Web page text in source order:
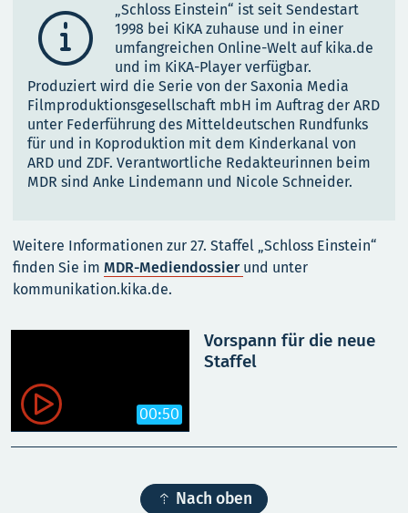

„Schloss Einstein“ ist seit Sendestart
1998 bei KiKA zuhause und in einer
umfangreichen Online-Welt auf kika.de
und im KiKA-Player verfügbar.
Produziert wird die Serie von der Saxonia Media
Filmproduktionsgesellschaft mbH im Auftrag der ARD
unter Federführung des Mitteldeutschen Rundfunks
für und in Koproduktion mit dem Kinderkanal von
ARD und ZDF. Verantwortliche Redakteurinnen beim
MDR sind Anke Lindemann und Nicole Schneider.
Weitere Informationen zur 27. Staffel „Schloss Einstein“
finden Sie im MDR-Mediendossier und unter
kommunikation.kika.de.
 00:50
Vorspann für die neue
Staffel
 Nach oben